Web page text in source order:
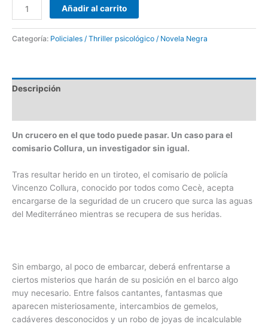
Añadir al carrito
Categoría: Policiales / Thriller psicológico / Novela Negra
Descripción
Un crucero en el que todo puede pasar. Un caso para el
comisario Collura, un investigador sin igual.
Tras resultar herido en un tiroteo, el comisario de policía
Vincenzo Collura, conocido por todos como Cecè, acepta
encargarse de la seguridad de un crucero que surca las aguas
del Mediterráneo mientras se recupera de sus heridas.
Sin embargo, al poco de embarcar, deberá enfrentarse a
ciertos misterios que harán de su posición en el barco algo
muy necesario. Entre falsos cantantes, fantasmas que
aparecen misteriosamente, intercambios de gemelos,
cadáveres desconocidos y un robo de joyas de incalculable